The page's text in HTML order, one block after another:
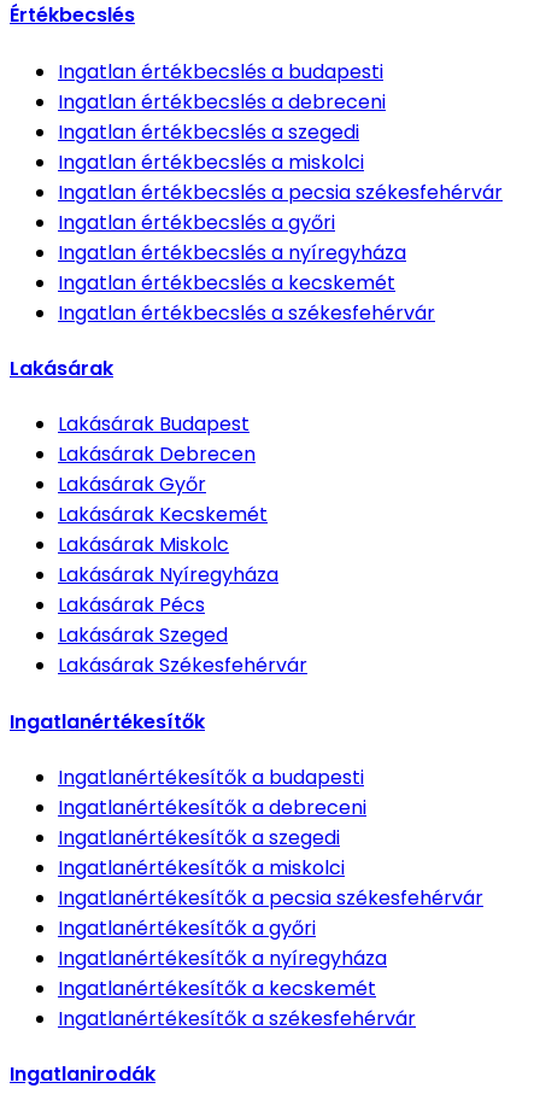
Értékbecslés
Ingatlan értékbecslésa budapesti
Ingatlan értékbecslésa debreceni
Ingatlan értékbecslésa szegedi
Ingatlan értékbecslésa miskolci
Ingatlan értékbecslésa pecsia székesfehérvár
Ingatlan értékbecslésa győri
Ingatlan értékbecslésa nyíregyháza
Ingatlan értékbecslésa kecskemét
Ingatlan értékbecslésa székesfehérvár
Lakásárak
Lakásárak Budapest
Lakásárak Debrecen
LakásárakGyőr
Lakásárak Kecskemét
Lakásárak Miskolc
Lakásárak Nyíregyháza
Lakásárak Pécs
LakásárakSzeged
LakásárakSzékesfehérvár
Ingatlanértékesítők
Ingatlanértékesítőka budapesti
Ingatlanértékesítőka debreceni
Ingatlanértékesítőka szegedi
Ingatlanértékesítőka miskolci
Ingatlanértékesítőka pecsia székesfehérvár
Ingatlanértékesítőka győri
Ingatlanértékesítőka nyíregyháza
Ingatlanértékesítőka kecskemét
Ingatlanértékesítőka székesfehérvár
Ingatlanirodák